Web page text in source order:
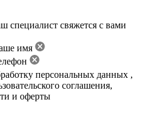
специалист свяжется с вами
имя
персональных данных ,
соглашения,
и оферты